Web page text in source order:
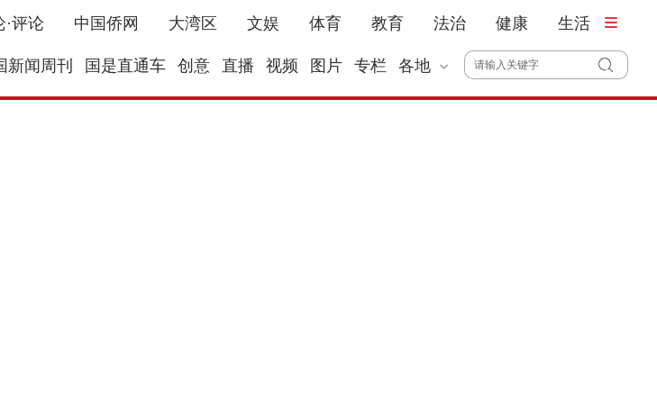
·评论 中国侨网 大湾区 文娱 体育 教育 法治 健康 生活
新闻周刊 国是直通车 创意 直播 视频 图片 专栏 各地